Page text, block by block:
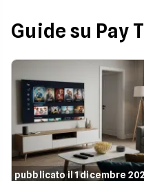
Guide su Pay
pubblicato il 1 dicembre